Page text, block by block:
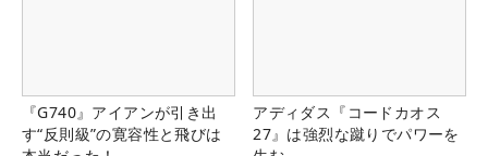
『G740』アイアンが引き出
す“反則級”の寛容性と飛びは
アディダス『コードカオス
27』は強烈な蹴りでパワーを